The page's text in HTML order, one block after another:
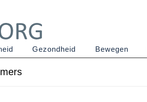
Gezondheid Bewegen